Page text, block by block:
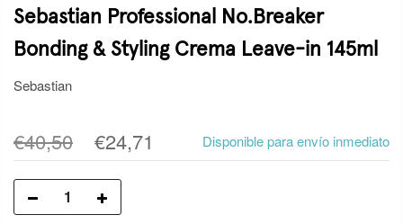
Sebastian Professional No.Breaker
Bonding & Styling Crema Leave-in 145ml
Sebastian
€40,50 €24,71 Disponible para envío inmediato